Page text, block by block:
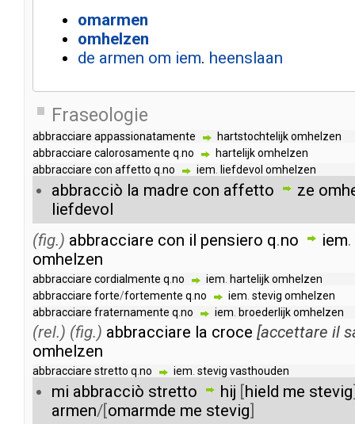
omarmen
omhelzen
de armen om iem. heenslaan
Fraseologie
abbracciare appassionatamente hartstochtelijkomhelzen
abbracciare calorosamente q no hartelijkomhelzen
abbracciare con affetto q no iem liefdevol omhelzen
abbracciò la madre con affetto ze
liefdevol
(fig.) abbracciare con il pensiero q.no iem.
omhelzen
abbracciare cordialmente q no iem hartelijkomhelzen
abbracciare forte/fortemente q no iem stevig omhelzen
abbracciare fraternamente q no iem broederlijkomhelzen
(rel.) (fig.) abbracciare la croce [accettare il
omhelzen
abbracciare stretto q no iem stevig vasthouden
mi abbracciò stretto hij [hield me stevig
armen/[omarmde me stevig]